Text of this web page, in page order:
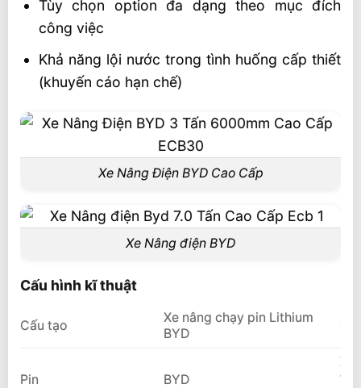
Tùy chọn option đa dạng theo mục đích
công việc
Khả năng lội nước trong tình huống cấp thiết
(khuyến cáo hạn chế)
Xe Nâng Điện BYD Cao Cấp
Xe Nâng điện BYD
Cấu hình kĩ thuật
Cấu tạo
Xe nâng chạy pin Lithium
BYD
Pin BYD
Xe